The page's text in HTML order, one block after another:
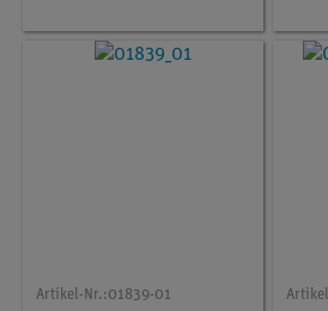
Artikel-Nr.:01839-01